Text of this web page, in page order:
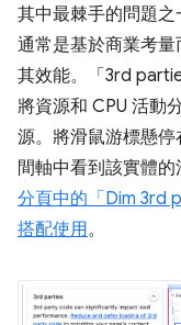
其中最棘手的問題
通常是基於商業考
其效能。「3rd
將資源和 CPU 活動
源。將滑鼠游標懸
間軸中看到該實體的
分頁中的「Dim 3rd
搭配使用。